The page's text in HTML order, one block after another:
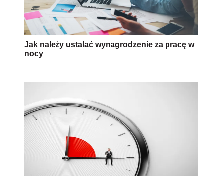
Jak należy ustalać wynagrodzenie za pracę w
nocy